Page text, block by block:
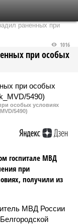
раненных при
при особых
1016
особых условиях
5490)
госпитале МВД
при
получили из
МВД России